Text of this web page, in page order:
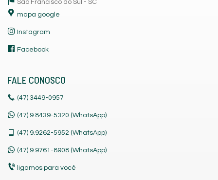
São Francisco do Sul - SC
mapa google
Instagram
Facebook
FALE CONOSCO
(47) 3449-0957
(47) 9.8439-5320 (WhatsApp)
(47) 9.9262-5952 (WhatsApp)
(47) 9.9761-8908 (WhatsApp)
ligamos para você